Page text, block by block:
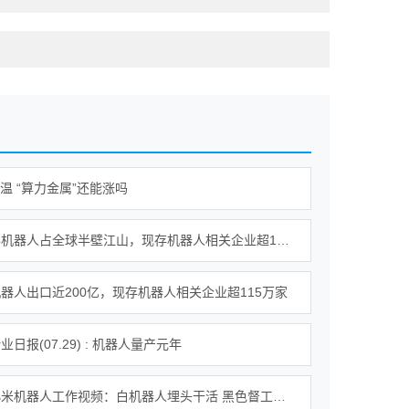
“算力金属”还能涨吗
人出口近200亿，现存机器人相关企业超115万家
日报(07.29) : 机器人量产元年